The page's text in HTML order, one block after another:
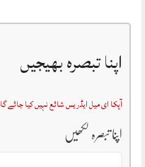
اپنا تبصرہ بھیجیں
آپکا ای میل ایڈریس شائع نہیں کیا جائے گا
اپنا تبصرہ لکھیں